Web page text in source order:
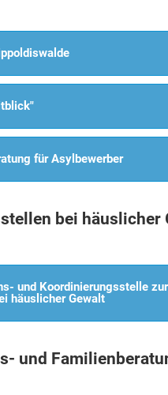
für Asylbewerber
bei häuslicher
und Koordinierungsstelle
häuslicher Gewalt
und